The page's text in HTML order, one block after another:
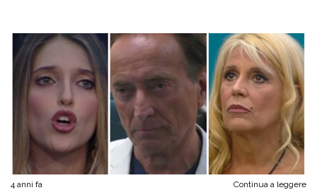
4 anni fa Continua a leggere